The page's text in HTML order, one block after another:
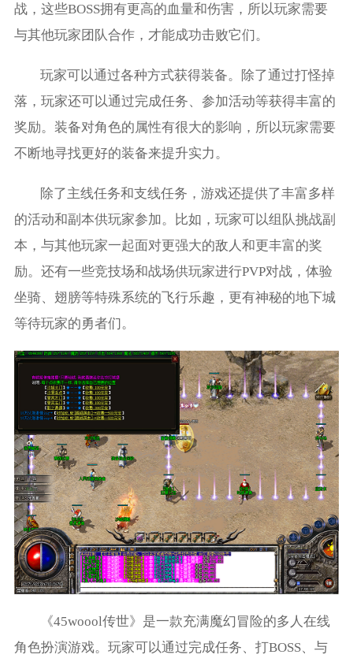
战，这些BOSS拥有更高的血量和伤害，所以玩家需要
与其他玩家团队合作，才能成功击败它们。
玩家可以通过各种方式获得装备。除了通过打怪掉
落，玩家还可以通过完成任务、参加活动等获得丰富的
奖励。装备对角色的属性有很大的影响，所以玩家需要
不断地寻找更好的装备来提升实力。
除了主线任务和支线任务，游戏还提供了丰富多样
的活动和副本供玩家参加。比如，玩家可以组队挑战副
本，与其他玩家一起面对更强大的敌人和更丰富的奖
励。还有一些竞技场和战场供玩家进行PVP对战，体验
坐骑、翅膀等特殊系统的飞行乐趣，更有神秘的地下城
等待玩家的勇者们。
《45woool传世》是一款充满魔幻冒险的多人在线
角色扮演游戏。玩家可以通过完成任务、打BOSS、与